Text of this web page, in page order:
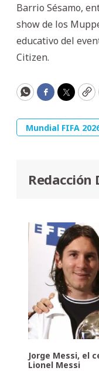
Barrio Sésamo,
show de los
educativo del
Citizen.
WhatsApp
Facebook
Mundial FIFA
Redacción
Jorge Messi, el
Lionel Messi